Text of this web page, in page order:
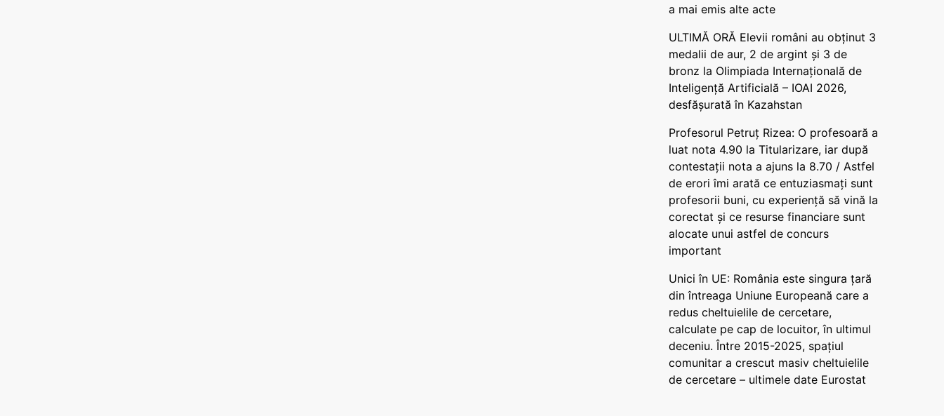
a mai emis alte acte
ULTIMĂ ORĂ Elevii români au obținut 3
medalii de aur, 2 de argint și 3 de
bronz la Olimpiada Internațională de
Inteligență Artificială – IOAI 2026,
desfășurată în Kazahstan
Profesorul Petruț Rizea: O profesoară a
luat nota 4.90 la Titularizare, iar după
contestații nota a ajuns la 8.70 / Astfel
de erori îmi arată ce entuziasmați sunt
profesorii buni, cu experiență să vină la
corectat și ce resurse financiare sunt
alocate unui astfel de concurs
important
Unici în UE: România este singura țară
din întreaga Uniune Europeană care a
redus cheltuielile de cercetare,
calculate pe cap de locuitor, în ultimul
deceniu. Între 2015-2025, spațiul
comunitar a crescut masiv cheltuielile
de cercetare – ultimele date Eurostat